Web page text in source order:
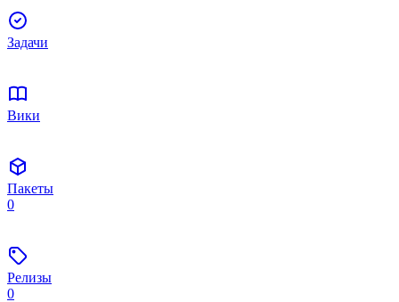
Задачи
Вики
Пакеты
0
Релизы
0